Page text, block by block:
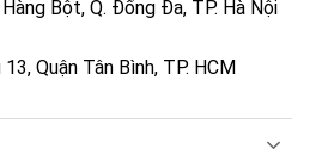
Bột, Q. Đống Đa, TP. Hà Nội
Quận Tân Bình, TP. HCM